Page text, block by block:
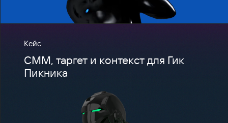
Кейс
CMM, таргет и контекст для Гик
Пикника